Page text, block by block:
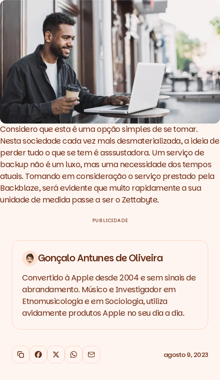
Considero que esta é uma opção simples de se tomar.
Nesta sociedade cada vez mais desmaterializada, a ideia de
perder tudo o que se tem é asssustadora. Um serviço de
backupnão é um luxo, mas uma necessidade dos tempos
atuais. Tomando em consideração o serviço prestado pela
Backblaze, será evidente que muito rapidamente a sua
unidade de medida passe a ser o Zettabyte.
PUBLICIDADE
Gonçalo Antunes de Oliveira
Convertido à Apple desde 2004 e sem sinais de
abrandamento. Músico e Investigador em
Etnomusicologia e em Sociologia, utiliza
avidamente produtos Apple no seu dia a dia.
Copiar link
Facebook
X WhatsApp
Email agosto 9, 2023